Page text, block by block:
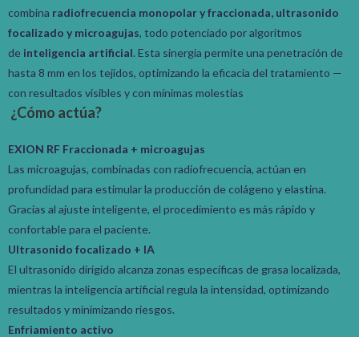
combina radiofrecuencia monopolar y fraccionada, ultrasonido
focalizado y microagujas, todo potenciado por algoritmos
de inteligencia artificial. Esta sinergia permite una penetración de
hasta 8 mm en los tejidos, optimizando la eficacia del tratamiento —
con resultados visibles y con mínimas molestias
¿Cómo actúa?
EXION RF Fraccionada + microagujas
Las microagujas, combinadas con radiofrecuencia, actúan en
profundidad para estimular la producción de colágeno y elastina.
Gracias al ajuste inteligente, el procedimiento es más rápido y
confortable para el paciente.
Ultrasonido focalizado + IA
El ultrasonido dirigido alcanza zonas específicas de grasa localizada,
mientras la inteligencia artificial regula la intensidad, optimizando
resultados y minimizando riesgos.
Enfriamiento activo